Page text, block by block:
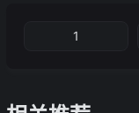
1